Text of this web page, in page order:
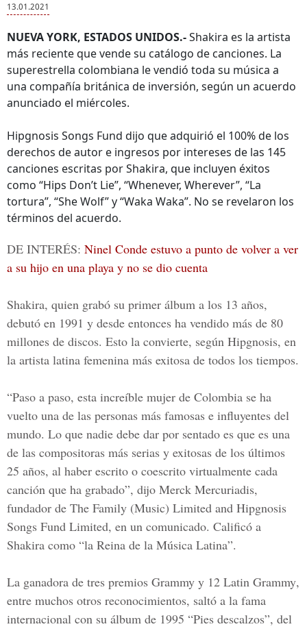
13.01.2021
NUEVA YORK, ESTADOS UNIDOS.-Shakira es la artista
más reciente que vende su catálogo de canciones. La
superestrella colombiana le vendió toda su música a
una compañía británica de inversión, según un acuerdo
anunciado el miércoles.
Hipgnosis Songs Fund dijo que adquirió el 100% de los
derechos de autor e ingresos por intereses de las 145
canciones escritas por Shakira, que incluyen éxitos
como “Hips Don’t Lie”, “Whenever, Wherever”, “La
tortura”, “She Wolf” y “Waka Waka”. No se revelaron los
términos del acuerdo.
DE INTERÉS: Ninel Conde estuvo a punto de volver a ver
a su hijo en una playa y no se dio cuenta
Shakira, quien grabó su primer álbum a los 13 años,
debutó en 1991 y desde entonces ha vendido más de 80
millones de discos. Esto la convierte, según Hipgnosis, en
la artista latina femenina más exitosa de todos los tiempos.
“Paso a paso, esta increíble mujer de Colombia se ha
vuelto una de las personas más famosas e influyentes del
mundo. Lo que nadie debe dar por sentado es que es una
de las compositoras más serias y exitosas de los últimos
25 años, al haber escrito o coescrito virtualmente cada
canción que ha grabado”, dijo Merck Mercuriadis,
fundador de The Family (Music) Limited and Hipgnosis
Songs Fund Limited, en un comunicado. Calificó a
Shakira como “la Reina de la Música Latina”.
La ganadora de tres premios Grammy y 12 Latin Grammy,
entre muchos otros reconocimientos, saltó a la fama
internacional con su álbum de 1995 “Pies descalzos”, del